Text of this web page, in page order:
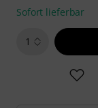
Sofort lieferbar
1